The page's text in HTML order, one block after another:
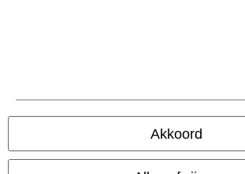
Akkoord
Informatie over toegankelijkheid